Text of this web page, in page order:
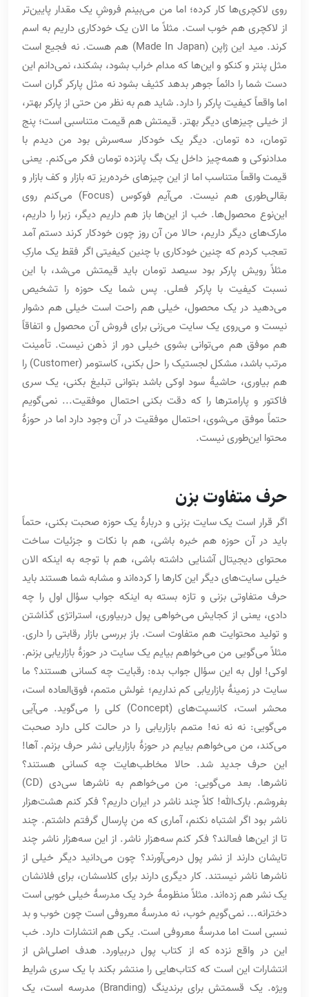
روی لاکچری‌ها کار کرده؛ اما من می‌بینم فروشِ یک مقدار پایین‌تر
از لاکچری هم خوب است. مثلاً ما الان یک خودکاری داریم به اسم
کرند. مید این ژاپن (Made In Japan) هم هست. نه فجیع است
مثل پنتر و کنکو و این‌ها که مدام خراب بشود، بشکند، نمی‌دانم این
دست شما را دائماً جوهر بدهد کثیف بشود نه مثل پارکر گران است
اما واقعاً کیفیت پارکر را دارد. شاید هم به نظر من حتی از پارکر بهتر،
از خیلی چیزهای دیگر بهتر. قیمتش هم قیمت متناسبی است؛ پنج
تومان، ده تومان. دیگر یک خودکار سه‌سرش بود من دیدم با
مدادنوکی و همه‌چیز داخل یک بگ پانزده تومان فکر می‌کنم. یعنی
قیمت واقعاً متناسب اما از این چیزهای خرده‌ریز ته بازار و کف بازار و
بقالی‌طوری هم نیست. می‌آیم فوکوس (Focus) می‌کنم روی
این‌نوع محصول‌ها. خب از این‌ها باز هم داریم دیگر، زبرا را داریم،
مارک‌های دیگر داریم، حالا من آن روز چون خودکار کرند دستم آمد
تعجب کردم که چنین خودکاری با چنین کیفیتی اگر فقط یک مارکِ
مثلاً رویش پارکر بود سیصد تومان باید قیمتش می‌شد، با این
نسبت کیفیت با پارکر فعلی. پس شما یک حوزه را تشخیص
می‌دهید در یک محصول، خیلی هم راحت است خیلی هم دشوار
نیست و می‌روی یک سایت می‌زنی برای فروش آن محصول و اتفاقاً
هم موفق هم می‌توانی بشوی خیلی دور از ذهن نیست. تأمینت
مرتب باشد، مشکل لجستیک را حل بکنی، کاستومر (Customer) را
هم بیاوری، حاشیۀ سود اوکی باشد بتوانی تبلیغ بکنی، یک سری
فاکتور و پارامترها را که دقت بکنی احتمال موفقیت... نمی‌گویم
حتماً موفق می‌شوی، احتمال موفقیت در آن وجود دارد اما در حوزۀ
محتوا این‌طوری نیست.
حرف متفاوت بزن
اگر قرار است یک سایت بزنی و دربارۀ یک حوزه صحبت بکنی، حتماً
باید در آن حوزه هم خبره باشی، هم با نکات و جزئیات ساخت
محتوای دیجیتال آشنایی داشته باشی، هم با توجه به اینکه الان
خیلی سایت‌های دیگر این کارها را کرده‌اند و مشابه شما هستند باید
حرف متفاوتی بزنی و تازه بسته به اینکه جواب سؤال اول را چه
دادی، یعنی از کجایش می‌خواهی پول دربیاوری، استراتژی گذاشتن
و تولید محتوایت هم متفاوت است. باز بررسی بازار رقابتی را داری.
مثلاً می‌گویی من می‌خواهم بیایم یک سایت در حوزۀ بازاریابی بزنم.
اوکی! اول به این سؤال جواب بده: رقبایت چه کسانی هستند؟ ما
سایت در زمینۀ بازاریابی کم نداریم؛ غولش متمم، فوق‌العاده است،
محشر است، کانسپت‌های (Concept) کلی را می‌گوید. می‌آیی
می‌گویی: نه نه نه! متمم بازاریابی را در حالت کلی دارد صحبت
می‌کند، من می‌خواهم بیایم در حوزۀ بازاریابی نشر حرف بزنم. آها!
این حرف جدید شد. حالا مخاطب‌هایت چه کسانی هستند؟
ناشرها. بعد می‌گویی: من می‌خواهم به ناشرها سی‌دی (CD)
بفروشم. بارک‌الله! کلاً چند ناشر در ایران داریم؟ فکر کنم هشت‌هزار
ناشر بود اگر اشتباه نکنم، آماری که من پارسال گرفتم داشتم. چند
تا از این‌ها فعالند؟ فکر کنم سه‌هزار ناشر. از این سه‌هزار ناشر چند
تایشان دارند از نشر پول درمی‌آورند؟ چون می‌دانید دیگر خیلی از
ناشرها ناشر نیستند. کار دیگری دارند برای کلاسشان، برای فلانشان
یک نشر هم زده‌اند. مثلاً منظومۀ خرد یک مدرسۀ خیلی خوبی است
دخترانه... نمی‌گویم خوب، نه مدرسۀ معروفی است چون خوب و بد
نسبی است اما مدرسۀ معروفی است. یکی هم انتشارات دارد. خب
این در واقع نزده که از کتاب پول دربیاورد. هدف اصلی‌اش از
انتشارات این است که کتاب‌هایی را منتشر بکند با یک سری شرایط
ویژه. یک قسمتش برای برندینگ (Branding) مدرسه است، یک